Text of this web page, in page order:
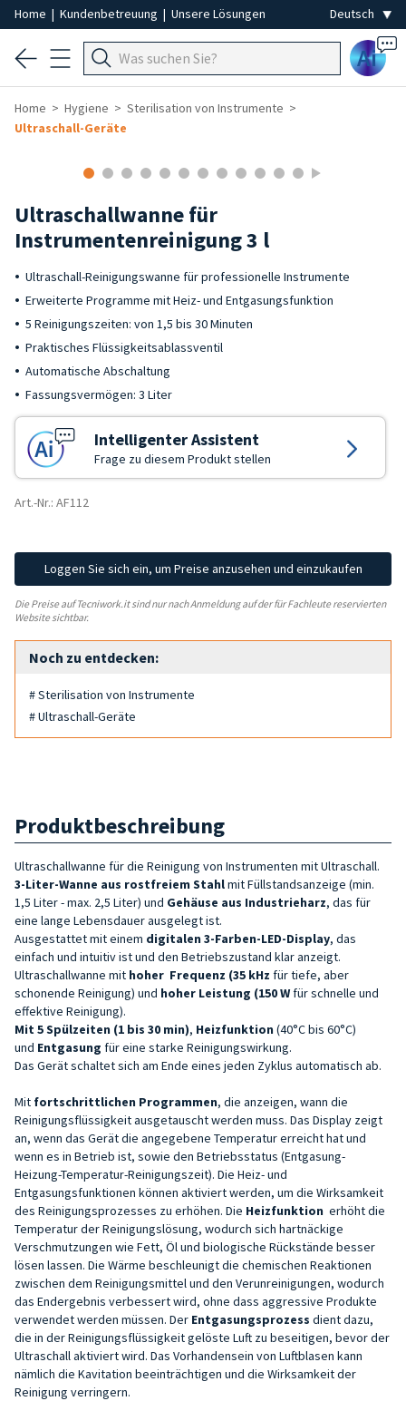
Home | Kundenbetreuung | Unsere Lösungen
Ai
Home Hygiene
Sterilisation von Instrumente
Ultraschall-Geräte
Ultraschallwanne für
Instrumentenreinigung 3 l
Ultraschall-Reinigungswanne für professionelle Instrumente
Erweiterte Programme mit Heiz- und Entgasungsfunktion
5 Reinigungszeiten: von 1,5 bis 30 Minuten
Praktisches Flüssigkeitsablassventil
Automatische Abschaltung
Fassungsvermögen: 3 Liter
Intelligenter Assistent
Frage zu diesem Produkt stellen
Art.-Nr.: AF112
Loggen Sie sich ein, um Preise anzusehen und einzukaufen
Die Preise auf Tecniwork.it sind nur nach Anmeldung auf der für Fachleute reservierten
Website sichtbar.
Noch zu entdecken:
# Sterilisation von Instrumente
# Ultraschall-Geräte
Produktbeschreibung
Ultraschallwanne für die Reinigung von Instrumenten mit Ultraschall.
3-Liter-Wanne aus rostfreiem Stahlmit Füllstandsanzeige (min.
1,5 Liter - max. 2,5 Liter) und Gehäuse aus Industrieharz, das für
eine lange Lebensdauer ausgelegt ist.
Ausgestattet mit einem digitalen 3-Farben-LED-Display, das
einfach und intuitiv ist und den Betriebszustand klar anzeigt.
Ultraschallwanne mit hoher Frequenz (35 kHz für tiefe, aber
schonende Reinigung) und hoher Leistung (150 Wfür schnelle und
effektive Reinigung).
Mit 5 Spülzeiten (1 bis 30 min), Heizfunktion (40°C bis 60°C)
und Entgasung für eine starke Reinigungswirkung.
Das Gerät schaltet sich am Ende eines jeden Zyklus automatisch ab.
Mit fortschrittlichen Programmen, die anzeigen, wann die
Reinigungsflüssigkeit ausgetauscht werden muss. Das Display zeigt
an, wenn das Gerät die angegebene Temperatur erreicht hat und
wenn es in Betrieb ist, sowie den Betriebsstatus (Entgasung-
Heizung-Temperatur-Reinigungszeit). Die Heiz- und
Entgasungsfunktionen können aktiviert werden, um die Wirksamkeit
des Reinigungsprozesses zu erhöhen. Die Heizfunktion erhöht die
Temperatur der Reinigungslösung, wodurch sich hartnäckige
Verschmutzungen wie Fett, Öl und biologische Rückstände besser
lösen lassen. Die Wärme beschleunigt die chemischen Reaktionen
zwischen dem Reinigungsmittel und den Verunreinigungen, wodurch
das Endergebnis verbessert wird, ohne dass aggressive Produkte
verwendet werden müssen. Der Entgasungsprozess dient dazu,
die in der Reinigungsflüssigkeit gelöste Luft zu beseitigen, bevor der
Ultraschall aktiviert wird. Das Vorhandensein von Luftblasen kann
nämlich die Kavitation beeinträchtigen und die Wirksamkeit der
Reinigung verringern.